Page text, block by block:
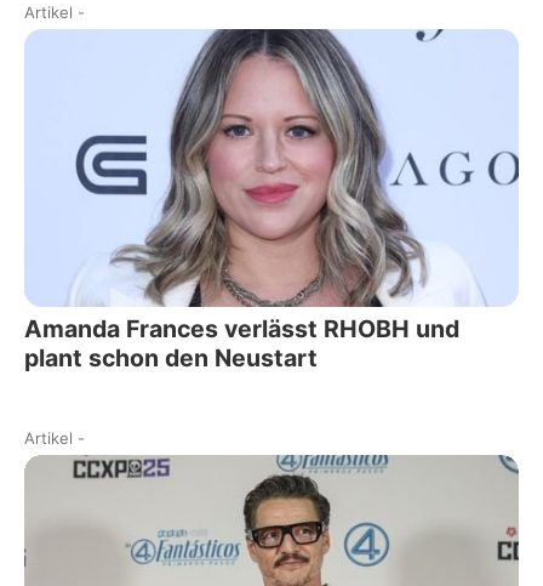
Artikel -
Amanda Frances verlässt RHOBH und
plant schon den Neustart
Artikel -